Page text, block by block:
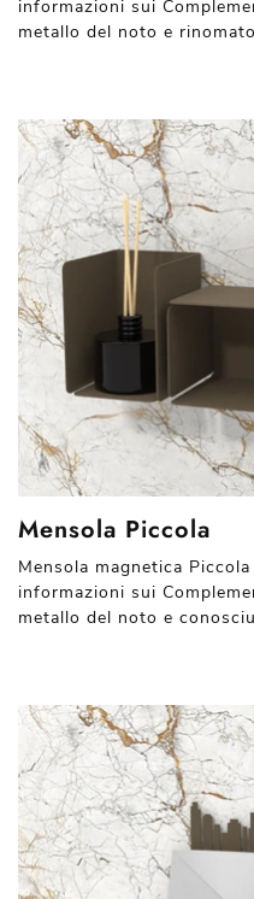
informazioni sui
metallo del noto e
Mensola Piccola
Mensola magnetica
informazioni sui
metallo del noto e